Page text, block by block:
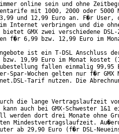
online sein und ohne
mit 1000, 2000 oder 5000
und 12,99 Euro an. F�r User,
Internet verbringen und die ohne
bietet GMX zwei verschiedene
f�r 6,99 bzw. 12,99 Euro im
ist ein T-DSL Anschluss
19,99 Euro im Monat kostet
fallen einmalig 99,95
Spar-Wochen gelten nur f�r
Tarif nutzen. Die
die lange Vertragslaufzeit
auch bei GMX-Schwester 1&1
werden dort drei Monate ohne
Mindestvertragslaufzeit.
ab 29,90 Euro (f�r DSL-